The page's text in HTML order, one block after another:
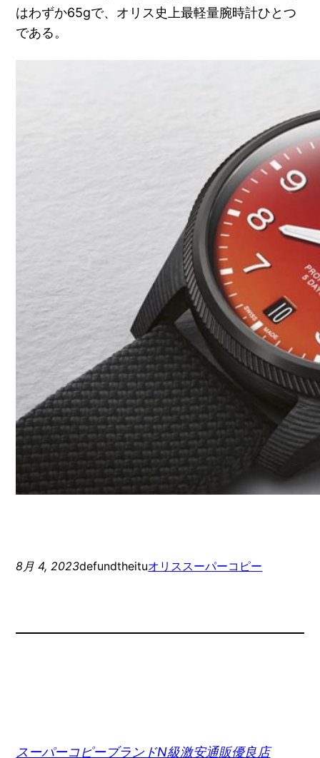
はわずか65gで、オリス史上最軽量腕時計ひとつ
である。
8月 4, 2023defundtheituオリススーパーコピー
スーパーコピーブランドN級激安通販優良店